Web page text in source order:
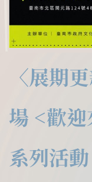
〈展期
場 <歡
系列活